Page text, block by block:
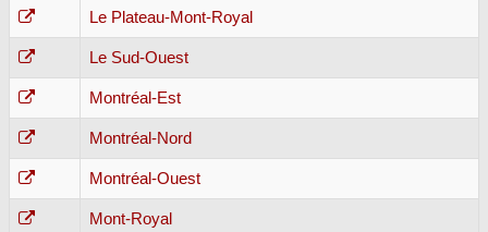
Le Plateau-Mont-Royal
Le Sud-Ouest
Montréal-Est
Montréal-Nord
Montréal-Ouest
Mont-Royal